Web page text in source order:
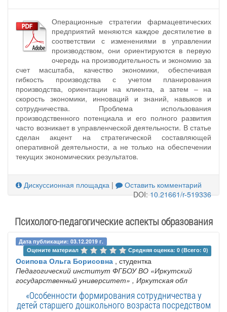
Операционные стратегии фармацевтических
предприятий меняются каждое десятилетие в
соответствии с изменениями в управлении
производством, они ориентируются в первую
очередь на производительность и экономию за
счет масштаба, качество экономики, обеспечивая
гибкость производства с учетом планирования
производства, ориентации на клиента, а затем – на
скорость экономики, инноваций и знаний, навыков и
сотрудничества. Проблема использования
производственного потенциала и его полного развития
часто возникает в управленческой деятельности. В статье
сделан акцент на стратегической составляющей
оперативной деятельности, а не только на обеспечении
текущих экономических результатов.
Дискуссионная площадка |
Оставить комментарий
DOI:10.21661/r-519336
Психолого-педагогические аспекты образования
Дата публикации: 03.12.2019 г.
Оцените материал
Средняя оценка: 0 (Всего: 0)
Осипова Ольга Борисовна , студентка
Педагогический институт ФГБОУ ВО «‎Иркутский
государственный университет» , Иркутская обл
«Особенности формирования сотрудничества у
детей старшего дошкольного возраста посредством